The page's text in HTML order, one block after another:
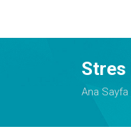
Stres
Ana Sayfa